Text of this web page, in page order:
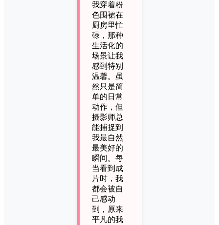
我穿着粉
色围裙在
厨房里忙
碌，那种
生活化的
场景让我
感到特别
温馨。虽
然只是简
单的日常
动作，但
摄影师总
能捕捉到
我最自然
最美好的
瞬间。每
当看到成
片时，我
都会被自
己感动
到，原来
平凡的我